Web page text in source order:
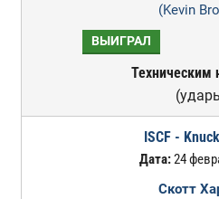
(Kevin
ВЫИГРАЛ
Техническим
ISCF -
Дата:24
Скотт